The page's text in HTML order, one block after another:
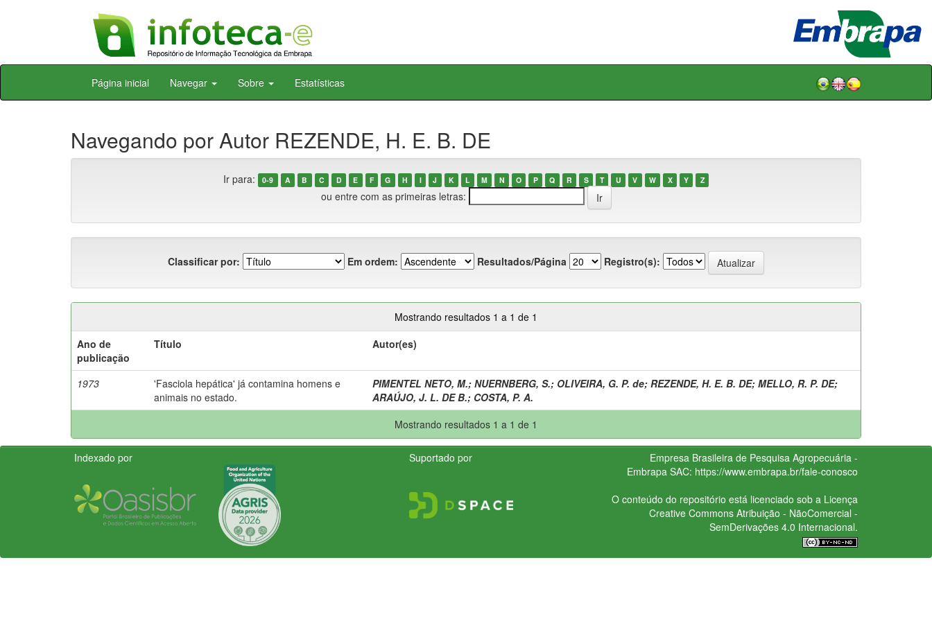
Skip
Página inicial Navegar Sobre Estatísticas
Navegando por Autor REZENDE, H. E. B. DE
Ir para: 0-9 A B C D E F G H I J K L M N O P Q R S T U V W X Y Z
ou entre com as primeiras letras:
Classificar por: Em ordem: Resultados/Página Registro(s):
Mostrando resultados 1 a 1 de 1
Ano de
publicação
Título Autor(es)
1973
'Fasciola hepática' já contamina homens e
animais no estado.
PIMENTEL NETO, M.; NUERNBERG, S.; OLIVEIRA, G. P. de; REZENDE, H. E. B. DE; MELLO, R. P. DE;
ARAÚJO, J. L. DE B.; COSTA, P. A.
Mostrando resultados 1 a 1 de 1
Indexado por Suportado por
Empresa Brasileira de Pesquisa Agropecuária -
Embrapa SAC: https://www.embrapa.br/fale-conosco
O conteúdo do repositório está licenciado sob a Licença
Creative CommonsAtribuição - NãoComercial -
SemDerivações 4.0 Internacional.